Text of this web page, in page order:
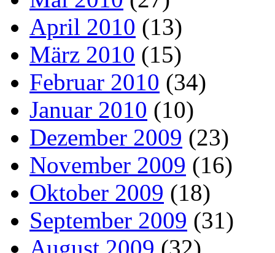
April 2010 (13)
März 2010 (15)
Februar 2010 (34)
Januar 2010 (10)
Dezember 2009 (23)
November 2009 (16)
Oktober 2009 (18)
September 2009 (31)
August 2009 (32)